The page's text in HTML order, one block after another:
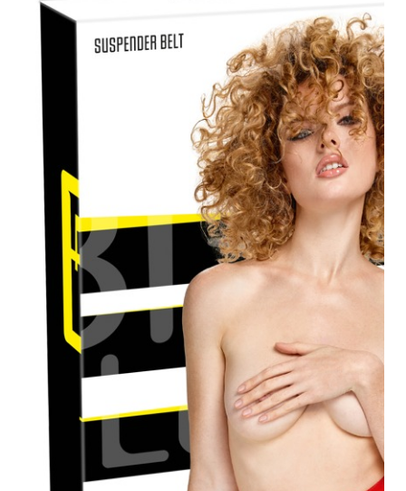
Pakketten
en dozen
Plezier &
Media
POS-
materiaal
Speeltjes